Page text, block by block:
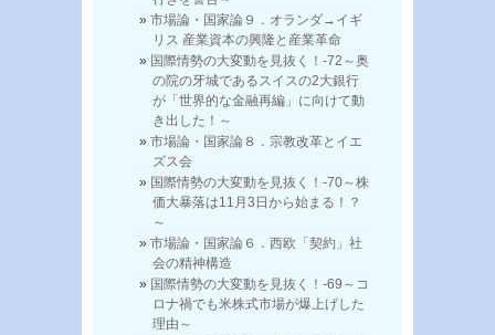
市場論・国家論９．オランダ→イギ
リス 産業資本の興隆と産業革命
国際情勢の大変動を見抜く！-72～奥
の院の牙城であるスイスの2大銀行
が「世界的な金融再編」に向けて動
き出した！～
市場論・国家論８．宗教改革とイエ
ズス会
国際情勢の大変動を見抜く！-70～株
価大暴落は11月3日から始まる！？
～
市場論・国家論６．西欧「契約」社
会の精神構造
国際情勢の大変動を見抜く！-69～コ
ロナ禍でも米株式市場が爆上げした
理由～